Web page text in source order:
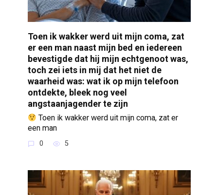
Toen ik wakker werd uit mijn coma, zat
er een man naast mijn bed en iedereen
bevestigde dat hij mijn echtgenoot was,
toch zei iets in mij dat het niet de
waarheid was: wat ik op mijn telefoon
ontdekte, bleek nog veel
angstaanjagender te zijn
Toen ik wakker werd uit mijn coma, zat er
een man
0 5